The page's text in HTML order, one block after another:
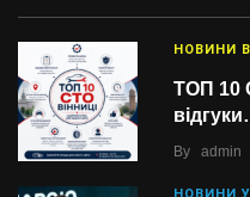
НОВИНИ
ТОП 10
By admin